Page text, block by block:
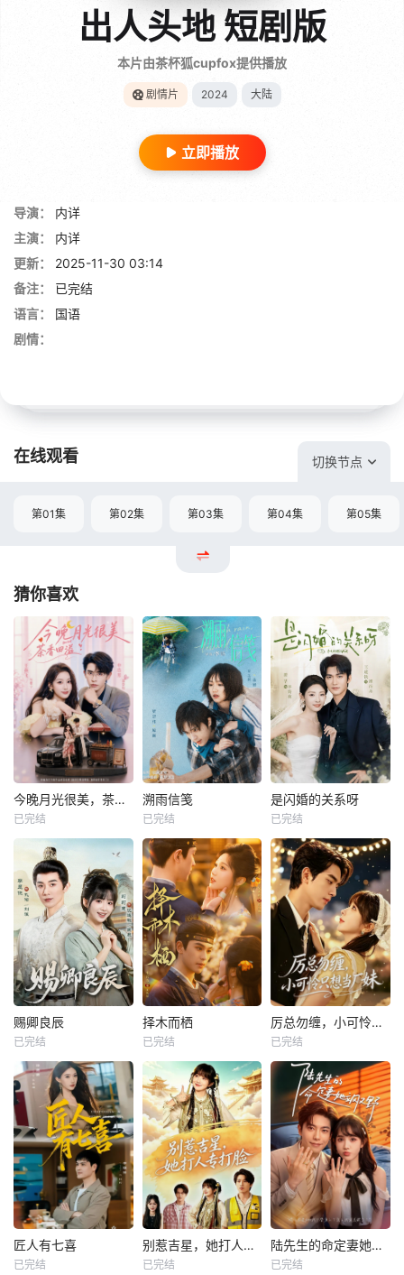
出人头地 短剧版
本片由茶杯狐cupfox提供播放
剧情片 2024 大陆
立即播放
导演：
内详
主演：
内详
更新：
2025-11-30 03:14
备注：
已完结
语言：
国语
剧情：
在线观看 切换节点
第01集 第02集 第03集 第04集 第05集
猜你喜欢
今晚月光很美，茶香四溢
已完结
溯雨信笺
已完结
是闪婚的关系呀
已完结
赐卿良辰
已完结
择木而栖
已完结
厉总勿缠，小可怜只想当厂妹
已完结
匠人有七喜
已完结
别惹吉星，她打人专打脸
已完结
陆先生的命定妻她飒又野
已完结